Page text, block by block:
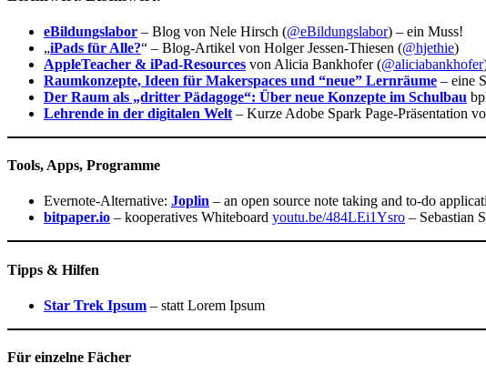
eBildungslabor – Blog von Nele Hirsch (@eBildungslabor) – ein Muss!
„iPads für Alle?“ – Blog-Artikel von Holger Jessen-Thiesen (@hjethie)
AppleTeacher & iPad-Resources von Alicia Bankhofer (@aliciabankhofer
Raumkonzepte, Ideen für Makerspaces und “neue” Lernräume – eine
Der Raum als „dritter Pädagoge“: Über neue Konzepte im Schulbau
Lehrende in der digitalen Welt – Kurze Adobe Spark Page-Präsentation
Tools, Apps, Programme
Evernote-Alternative: Joplin – an open source note taking and to-do
bitpaper.io – kooperatives Whiteboard youtu.be/484LEi1Ysro – Sebastian
Tipps & Hilfen
Star Trek Ipsum – statt Lorem Ipsum
Für einzelne Fächer